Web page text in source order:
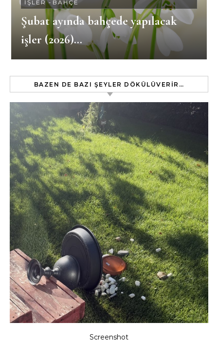
İŞLER - BAHÇE
Şubat ayında bahçede yapılacak
işler (2026)…
BAZEN DE BAZI ŞEYLER DÖKÜLÜVERIR…
Screenshot